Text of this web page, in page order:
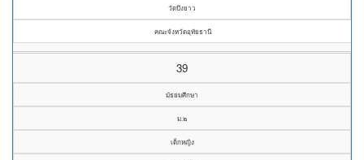
วัดบึงยาว
คณะจังหวัดอุทัยธานี
39
มัธยมศึกษา
ม.๒
เด็กหญิง